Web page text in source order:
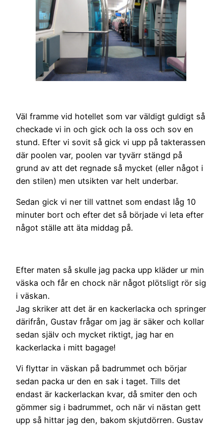
Väl framme vid hotellet som var väldigt guldigt så
checkade vi in och gick och la oss och sov en
stund. Efter vi sovit så gick vi upp på takterassen
där poolen var, poolen var tyvärr stängd på
grund av att det regnade så mycket (eller något i
den stilen) men utsikten var helt underbar.
Sedan gick vi ner till vattnet som endast låg 10
minuter bort och efter det så började vi leta efter
något ställe att äta middag på.
Efter maten så skulle jag packa upp kläder ur min
väska och får en chock när något plötsligt rör sig
i väskan.
Jag skriker att det är en kackerlacka och springer
därifrån, Gustav frågar om jag är säker och kollar
sedan själv och mycket riktigt, jag har en
kackerlacka i mitt bagage!
Vi flyttar in väskan på badrummet och börjar
sedan packa ur den en sak i taget. Tills det
endast är kackerlackan kvar, då smiter den och
gömmer sig i badrummet, och när vi nästan gett
upp så hittar jag den, bakom skjutdörren. Gustav